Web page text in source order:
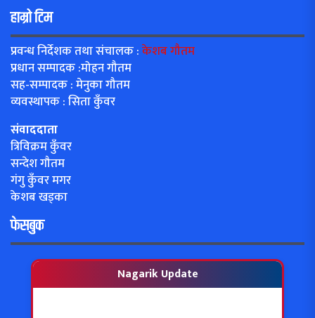
हाम्रो टिम
प्रवन्ध निर्देशक तथा संचालक :केशब गौतम
प्रधान सम्पादक :मोहन गौतम
सह-सम्पादक : मेनुका गौतम
व्यवस्थापक : सिता कुँवर
संवाददाता
त्रिविक्रम कुँवर
सन्देश गौतम
गंगु कुँवर मगर
केशब खड्का
फेसबुक
Nagarik Update